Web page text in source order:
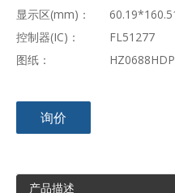
显示区(mm)：
控制器(IC)：
FL51277
图纸：
询价
产品描述